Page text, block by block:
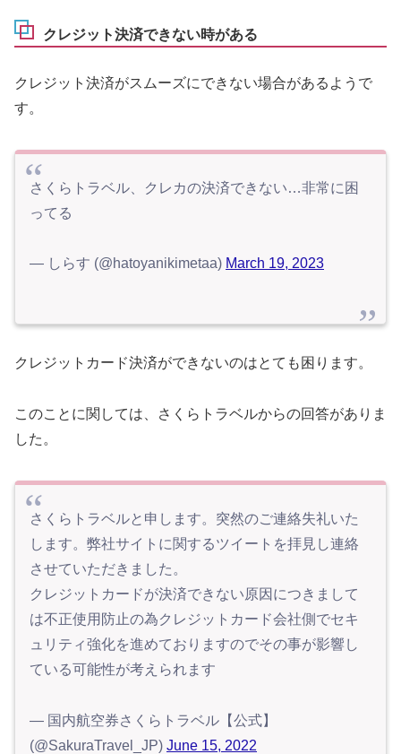
クレジット決済できない時がある
クレジット決済がスムーズにできない場合があるようで
す。
さくらトラベル、クレカの決済できない…非常に困
ってる
— しらす (@hatoyanikimetaa) March 19, 2023
クレジットカード決済ができないのはとても困ります。
このことに関しては、さくらトラベルからの回答がありま
した。
さくらトラベルと申します。突然のご連絡失礼いた
します。弊社サイトに関するツイートを拝見し連絡
させていただきました。
クレジットカードが決済できない原因につきまして
は不正使用防止の為クレジットカード会社側でセキ
ュリティ強化を進めておりますのでその事が影響し
ている可能性が考えられます
— 国内航空券さくらトラベル【公式】
(@SakuraTravel_JP) June 15, 2022